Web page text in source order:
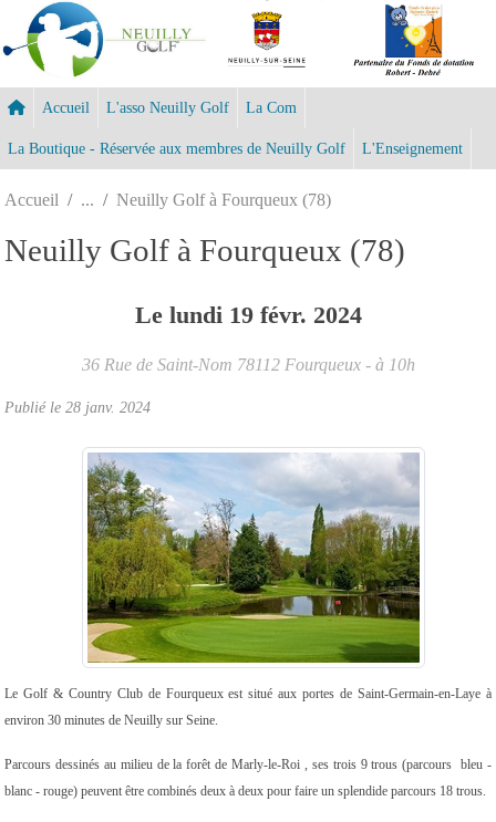
Accueil L'asso Neuilly Golf La Com
La Boutique - Réservée aux membres de Neuilly Golf L'Enseignement
Accueil Neuilly Golf à Fourqueux (78)
Neuilly Golf à Fourqueux (78)
Le lundi 19 févr. 2024
36 Rue de Saint-Nom 78112 Fourqueux - à 10h
Publié le 28 janv. 2024
Le Golf & Country Club de Fourqueux est situé aux portes de Saint-Germain-en-Laye à
environ 30 minutes de Neuilly sur Seine.
Parcours dessinés au milieu de la forêt de Marly-le-Roi , ses trois 9 trous (parcours bleu -
blanc - rouge) peuvent être combinés deux à deux pour faire un splendide parcours 18 trous.
Panneau de gestion des cookies